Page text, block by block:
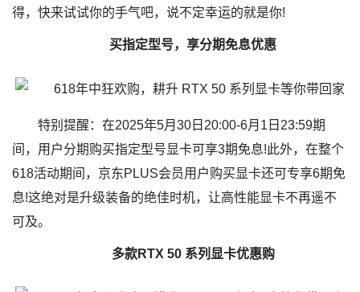
得，快来试试你的手气吧，说不定幸运的就是你!
买指定型号，享分期免息优惠
特别提醒：在2025年5月30日20:00-6月1日23:59期
间，用户分期购买指定型号显卡可享3期免息!此外，在整个
618活动期间，京东PLUS会员用户购买显卡还可专享6期免
息!这绝对是升级装备的绝佳时机，让高性能显卡不再遥不
可及。
多款RTX 50 系列显卡优惠购